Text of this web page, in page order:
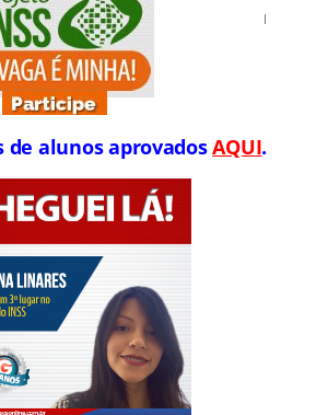
de alunos aprovadosAQUI.